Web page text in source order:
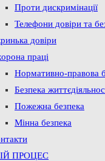
Проти дискримінації
Телефони довіри та
довіри
праці
Нормативно-правова
Безпека
Пожежна безпека
Мінна безпека
ПРОЦЕС